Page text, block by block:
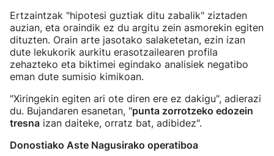
Ertzaintzak "hipotesi guztiak ditu zabalik" ziztaden
auzian, eta oraindik ez du argitu zein asmorekin egiten
dituzten. Orain arte jasotako salaketetan, ezin izan
dute lekukorik aurkitu erasotzailearen profila
zehazteko eta biktimei egindako analisiek negatibo
eman dute sumisio kimikoan.
"Xiringekin egiten ari ote diren ere ez dakigu", adierazi
du. Bujandaren esanetan, "punta zorrotzeko edozein
tresna izan daiteke, orratz bat, adibidez".
Donostiako Aste Nagusirako operatiboa